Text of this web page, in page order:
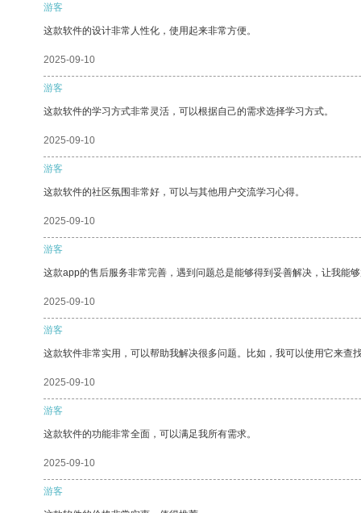
游客
这款软件的设计非常人性化，使用起来非常方便。
2025-09-10
游客
这款软件的学习方式非常灵活，可以根据自己的需求选择学习方式。
2025-09-10
游客
这款软件的社区氛围非常好，可以与其他用户交流学习心得。
2025-09-10
游客
这款app的售后服务非常完善，遇到问题总是能够得到妥善解决，让我能
2025-09-10
游客
这款软件非常实用，可以帮助我解决很多问题。比如，我可以使用它来查
2025-09-10
游客
这款软件的功能非常全面，可以满足我所有需求。
2025-09-10
游客